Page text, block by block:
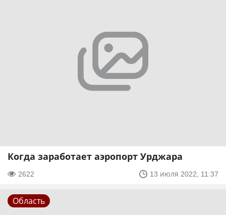
Когда заработает аэропорт Урджара
2622 13 июля 2022, 11:37
Область